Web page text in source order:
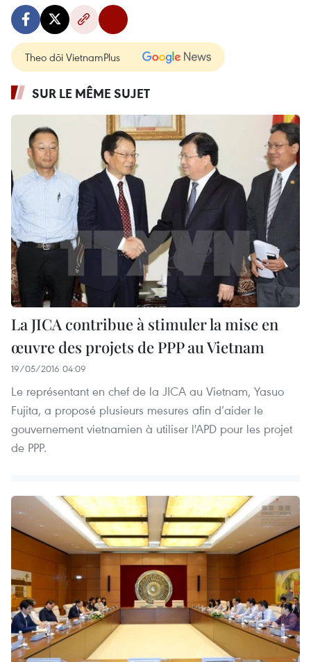
Theo dõi VietnamPlus
SUR LE MÊME SUJET
La JICA contribue à stimuler la mise en
œuvre des projets de PPP au Vietnam
19/05/2016 04:09
Le représentant en chef de la JICA au Vietnam, Yasuo
Fujita, a proposé plusieurs mesures afin d’aider le
gouvernement vietnamien à utiliser l'APD pour les projet
de PPP.